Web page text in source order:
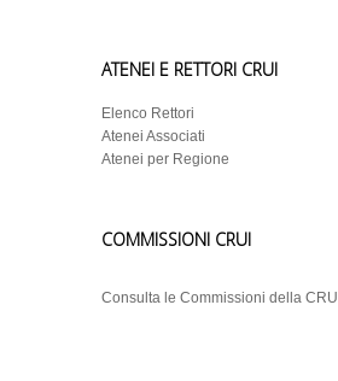
ATENEI E RETTORI CRUI
Elenco Rettori
Atenei Associati
Atenei per Regione
COMMISSIONI CRUI
Consulta le Commissioni della CRUI